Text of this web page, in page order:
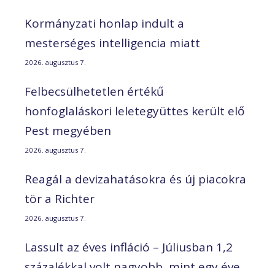
Kormányzati honlap indult a
mesterséges intelligencia miatt
2026. augusztus 7.
Felbecsülhetetlen értékű
honfoglaláskori leletegyüttes került elő
Pest megyében
2026. augusztus 7.
Reagál a devizahatásokra és új piacokra
tör a Richter
2026. augusztus 7.
Lassult az éves infláció – Júliusban 1,2